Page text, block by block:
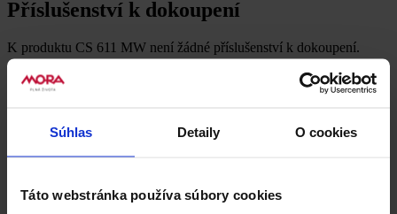
Súhlas Detaily O cookies
Táto webstránka používa súbory cookies
Příslušenství k dokoupení
K produktu CS 611 MW není žádné příslušenství k dokoupení.
Súbory na stiahnutie